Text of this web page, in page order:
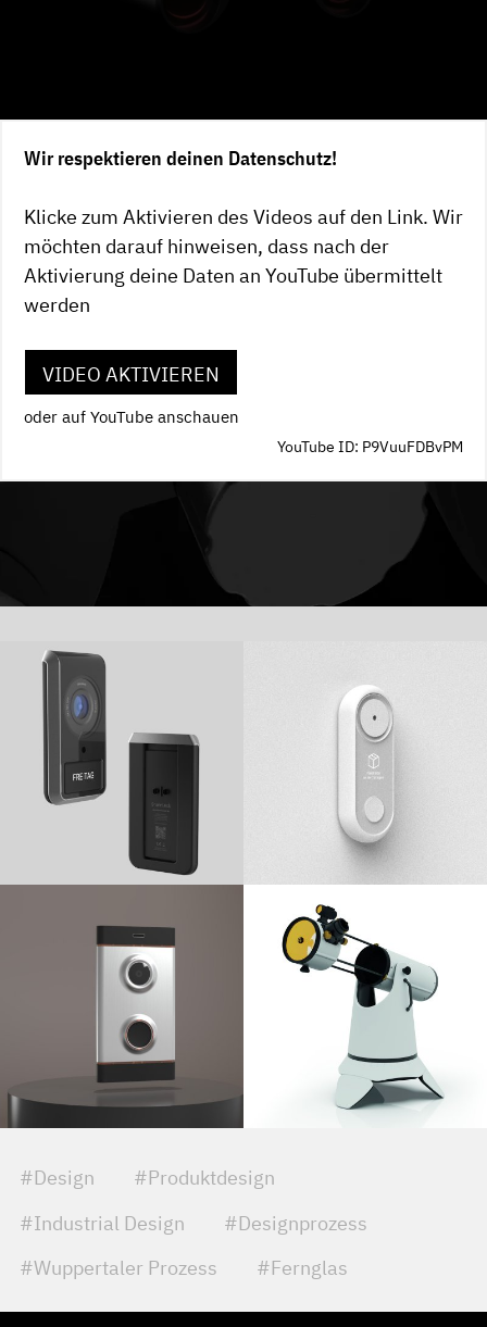
Wir respektieren deinen Datenschutz!
Klicke zum Aktivieren des Videos auf den Link. Wir
möchten darauf hinweisen, dass nach der
Aktivierung deine Daten an YouTube übermittelt
werden
VIDEO AKTIVIEREN
oder auf YouTube anschauen
YouTube ID: P9VuuFDBvPM
#Design
#Produktdesign
#Industrial Design
#Designprozess
#Wuppertaler Prozess
#Fernglas